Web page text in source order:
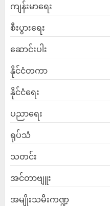
ကျန်းမာရေး
စီးပွားရေး
ဆောင်းပါး
နိုင်ငံတကာ
နိုင်ငံရေး
ပညာရေး
ရုပ်သံ
သတင်း
အင်တာဗျူး
အမျိုးသမီးကဏ္ဍ